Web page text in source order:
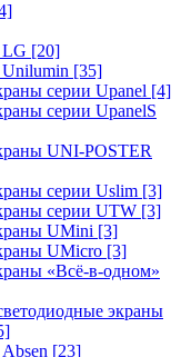
[20]
[35]
серии Upanel [4]
серии UpanelS
UNI-POSTER
серии Uslim [3]
серии UTW [3]
UMini [3]
UMicro [3]
«Всё-в-одном»
экраны
[23]